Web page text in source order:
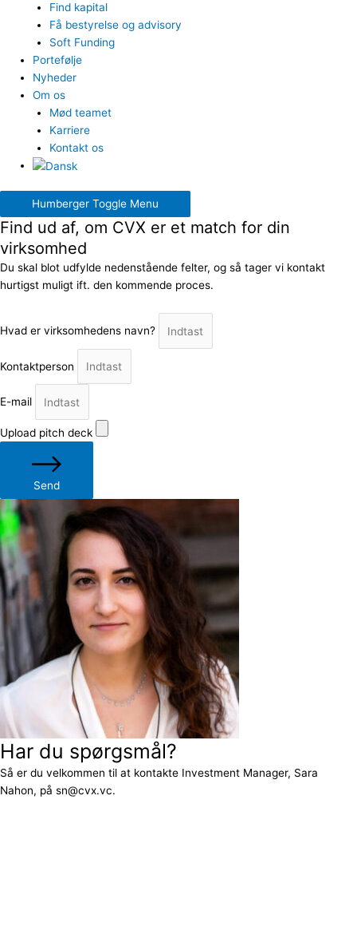
Find kapital
Få bestyrelse og advisory
Soft Funding
Portefølje
Nyheder
Om os
Mød teamet
Karriere
Kontakt os
Humberger Toggle Menu
Find ud af, om CVX er et match for din
virksomhed
Du skal blot udfylde nedenstående felter, og så tager vi kontakt
hurtigst muligt ift. den kommende proces.
Hvad er virksomhedens navn?
Kontaktperson
E-mail
Upload pitch deck
Send
Har du spørgsmål?
Så er du velkommen til at kontakte Investment Manager, Sara
Nahon, på sn@cvx.vc.